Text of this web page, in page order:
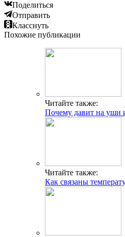
Поделиться
Отправить
Класснуть
Похожие публикации
Читайте также:
Почему давит на уши
Читайте также:
Как связаны